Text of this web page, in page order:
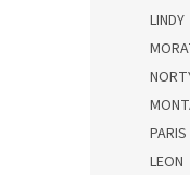
LINDY
PARIS
LEON